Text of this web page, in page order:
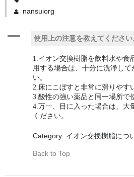
浴室用
全自動洗濯機用
全自動タイプ
業務用手動タイプ
nansuiorg
A 使用上の注意を教えてください
1.イオン交換樹脂を飲料水や食
用する場合は、十分に洗浄して
い。
2.床にこぼすと非常に滑りやす
3.酸性の強い薬品と同一場所で
4.万一、目に入った場合は、大
ください。
Category: イオン交換樹脂につ
Back to Top